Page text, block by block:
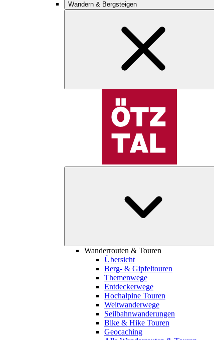
Wandern & Bergsteigen
Wanderrouten & Touren
Übersicht
Berg- & Gipfeltouren
Themenwege
Entdeckerwege
Hochalpine Touren
Weitwanderwege
Seilbahnwanderungen
Bike & Hike Touren
Geocaching